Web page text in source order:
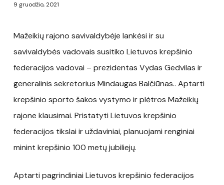
9 gruodžio, 2021
Mažeikių rajono savivaldybėje lankėsi ir su
savivaldybės vadovais susitiko Lietuvos krepšinio
federacijos vadovai – prezidentas Vydas Gedvilas ir
generalinis sekretorius Mindaugas Balčiūnas.. Aptarti
krepšinio sporto šakos vystymo ir plėtros Mažeikių
rajone klausimai. Pristatyti Lietuvos krepšinio
federacijos tikslai ir uždaviniai, planuojami renginiai
minint krepšinio 100 metų jubiliejų.
Aptarti pagrindiniai Lietuvos krepšinio federacijos